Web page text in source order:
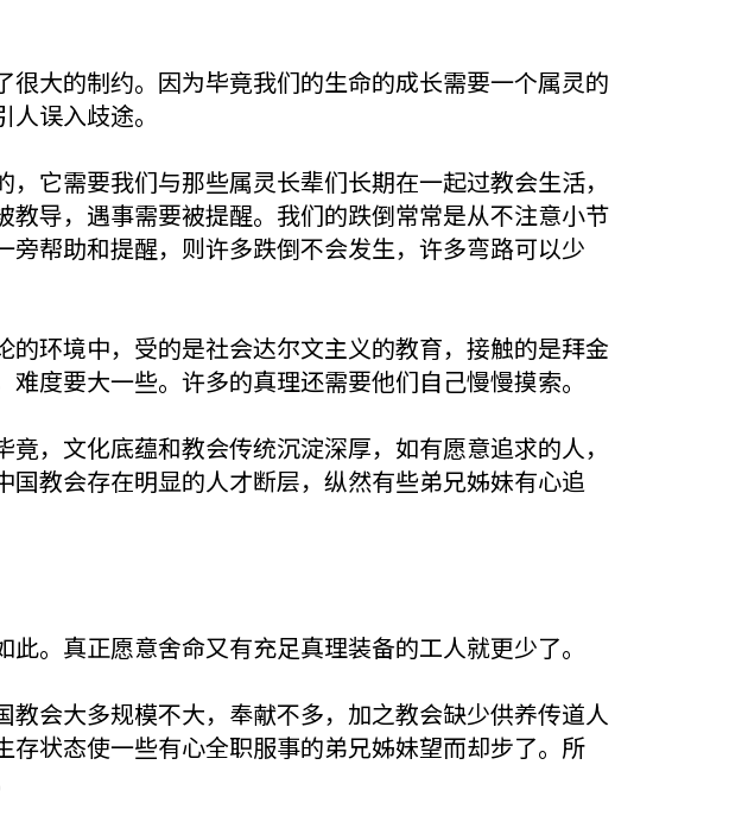
大的制约。因为毕竟我们的生命的成长需要一个属灵的
误入歧途。
它需要我们与那些属灵长辈们长期在一起过教会生活，
导，遇事需要被提醒。我们的跌倒常常是从不注意小节
帮助和提醒，则许多跌倒不会发生，许多弯路可以少
环境中，受的是社会达尔文主义的教育，接触的是拜金
度要大一些。许多的真理还需要他们自己慢慢摸索。
，文化底蕴和教会传统沉淀深厚，如有愿意追求的人，
教会存在明显的人才断层，纵然有些弟兄姊妹有心追
。真正愿意舍命又有充足真理装备的工人就更少了。
会大多规模不大，奉献不多，加之教会缺少供养传道人
状态使一些有心全职服事的弟兄姊妹望而却步了。所